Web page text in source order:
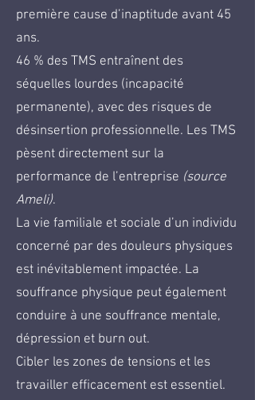
première cause d’inaptitude avant 45
ans.
46 % des TMS entraînent des
séquelles lourdes (incapacité
permanente), avec des risques de
désinsertion professionnelle. Les TMS
pèsent directement sur la
performance de l’entreprise (source
Ameli).
La vie familiale et sociale d’un individu
concerné par des douleurs physiques
est inévitablement impactée. La
souffrance physique peut également
conduire à une souffrance mentale,
dépression et burn out.
Cibler les zones de tensions et les
travailler efficacement est essentiel.